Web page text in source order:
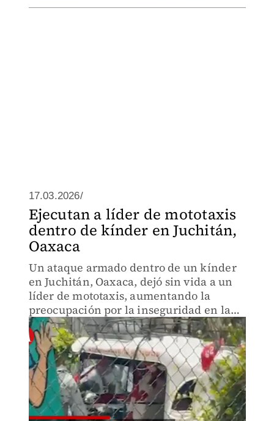
17.03.2026/
Ejecutan a líder de mototaxis
dentro de kínder en Juchitán,
Oaxaca
Un ataque armado dentro de un kínder
en Juchitán, Oaxaca, dejó sin vida a un
líder de mototaxis, aumentando la
preocupación por la inseguridad en la
región.